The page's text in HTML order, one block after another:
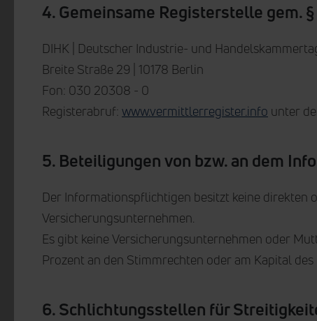
4. Gemeinsame Registerstelle gem. §
DIHK | Deutscher Industrie- und
Breite Straße 29 | 10178 Berlin
Fon: 030 20308 - 0
Registerabruf: www.vermittlerregister.info unter
5. Beteiligungen von bzw. an dem
Der Informationspflichtigen besitzt keine direkten
Versicherungsunternehmen.
Es gibt keine Versicherungsunternehmen oder
Prozent an den Stimmrechten oder am Kapital
6. Schlichtungsstellen für